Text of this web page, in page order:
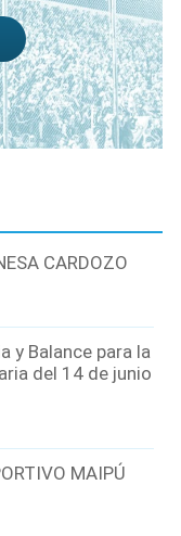
CARDOZO
y Balance para la
del 14 de junio
MAIPÚ